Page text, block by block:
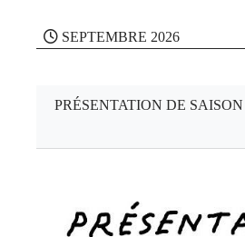
SEPTEMBRE 2026
PRÉSENTATION DE SAISON